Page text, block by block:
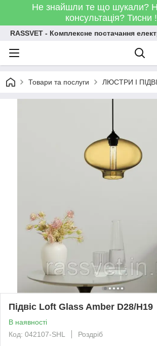
Не знайшли те що шукали?
консультація? Тисни
RASSVET - Комплексне постачання
Товари та послуги ЛЮСТРИ І
Підвіс Loft Glass Amber D28/H19
В наявності
Код: 042107-SHL
Роздріб